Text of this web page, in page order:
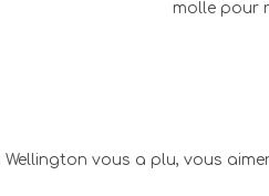
molle pour
vous a plu, vous